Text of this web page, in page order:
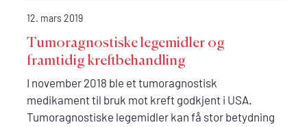
12. mars 2019
Tumoragnostiske legemidler og
framtidig kreftbehandling
I november 2018 ble et tumoragnostisk
medikament til bruk mot kreft godkjent i USA.
Tumoragnostiske legemidler kan få stor betydning